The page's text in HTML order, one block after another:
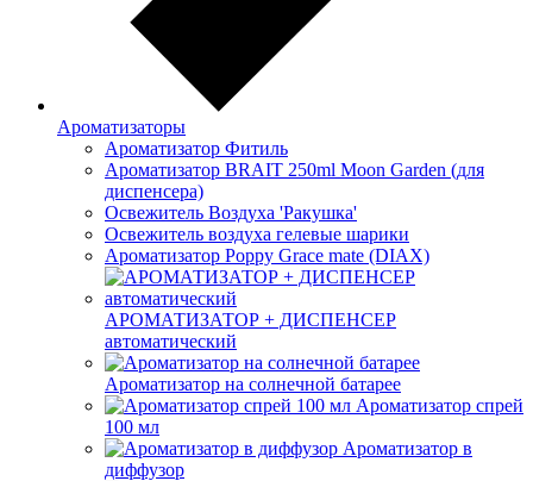
Ароматизаторы
Ароматизатор Фитиль
Ароматизатор BRAIT 250ml Moon Garden (для
диспенсера)
Освежитель Воздуха 'Ракушка'
Освежитель воздуха гелевые шарики
Ароматизатор Poppy Grace mate (DIAX)
АРОМАТИЗАТОР + ДИСПЕНСЕР
автоматический
Ароматизатор на солнечной батарее
Ароматизатор спрей
100 мл
Ароматизатор в
диффузор